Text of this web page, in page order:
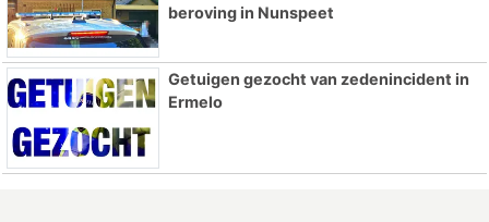
beroving in Nunspeet
Getuigen gezocht van zedenincident in
Ermelo